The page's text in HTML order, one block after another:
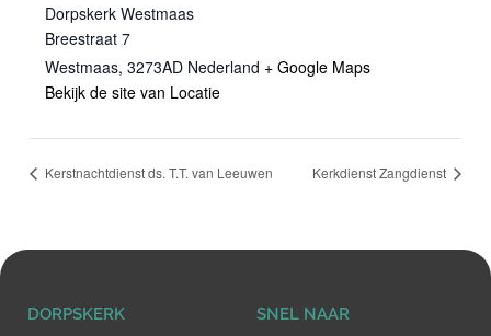
Dorpskerk Westmaas
Breestraat 7
Westmaas, 3273AD Nederland + Google Maps
Bekijk de site van Locatie
Kerstnachtdienst ds. T.T. van Leeuwen Kerkdienst Zangdienst
DORPSKERK SNEL NAAR